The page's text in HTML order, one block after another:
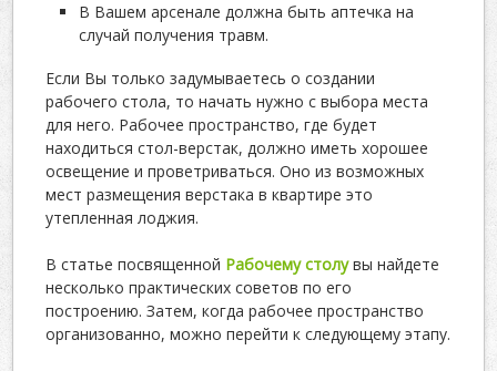
В Вашем арсенале должна быть аптечка на
случай получения травм.
Если Вы только задумываетесь о создании
рабочего стола, то начать нужно с выбора места
для него. Рабочее пространство, где будет
находиться стол-верстак, должно иметь хорошее
освещение и проветриваться. Оно из возможных
мест размещения верстака в квартире это
утепленная лоджия.
В статье посвященной Рабочему столувы найдете
несколько практических советов по его
построению. Затем, когда рабочее пространство
организованно, можно перейти к следующему этапу.